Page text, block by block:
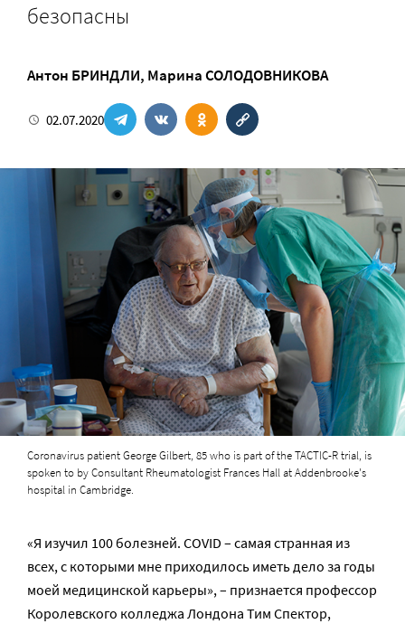
безопасны
Антон БРИНДЛИ, Марина СОЛОДОВНИКОВА
02.07.2020
Coronavirus patient George Gilbert, 85 who is part of the TACTIC-R trial, is
spoken to by Consultant Rheumatologist Frances Hall at Addenbrooke's
hospital in Cambridge.
«Я изучил 100 болезней. COVID – самая странная из
всех, с которыми мне приходилось иметь дело за годы
моей медицинской карьеры», – признается профессор
Королевского колледжа Лондона Тим Спектор,